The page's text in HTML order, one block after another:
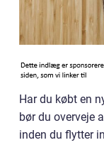
Har du købt en
bør du overveje
inden du flytter